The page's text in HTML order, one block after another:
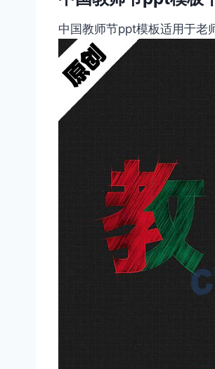
中国教师节ppt模板适用于老